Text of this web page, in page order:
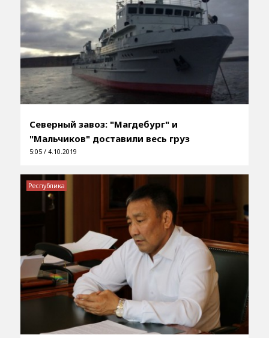
Северный завоз: "Магдебург" и
"Мальчиков" доставили весь груз
5:05 / 4.10.2019
Республика